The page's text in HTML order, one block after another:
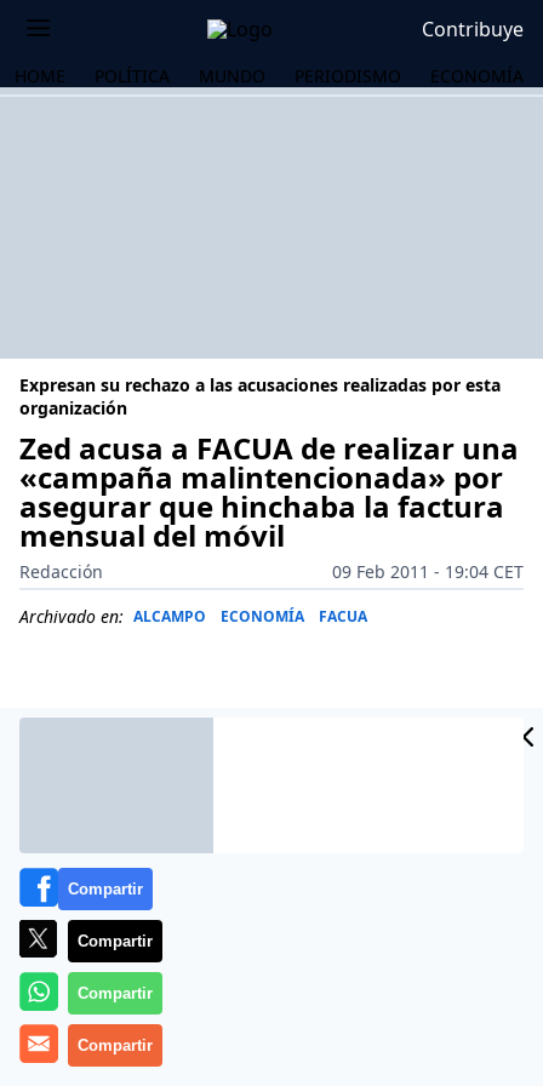
Contribuye
HOME POLÍTICA MUNDO PERIODISMO ECONOMÍA
Expresan su rechazo a las acusaciones realizadas por esta
organización
Zed acusa a FACUA de realizar una
«campaña malintencionada» por
asegurar que hinchaba la factura
mensual del móvil
Redacción
09 Feb 2011 - 19:04 CET
Archivado en: ALCAMPO ECONOMÍA FACUA
Desde Zed queremos expresar nuestro enérgico
rechazo a las acusaciones realizadas públicamente por
FACUA con relación a una campaña comercial lanzada
Compartir
Compartir
Compartir
Compartir